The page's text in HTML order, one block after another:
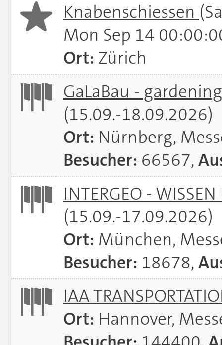
Knabenschiessen
Mon Sep 14
Ort: Zürich
GaLaBau -
(15.09.-18.09.2026)
Ort: Nürnberg,
Besucher: 66567,
INTERGEO -
(15.09.-17.09.2026)
Ort: München,
Besucher: 18678,
IAA
Ort: Hannover,